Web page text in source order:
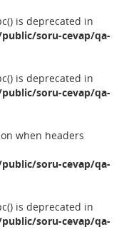
is deprecated in
soru-cevap/qa-
is deprecated in
soru-cevap/qa-
when headers
soru-cevap/qa-
is deprecated in
soru-cevap/qa-